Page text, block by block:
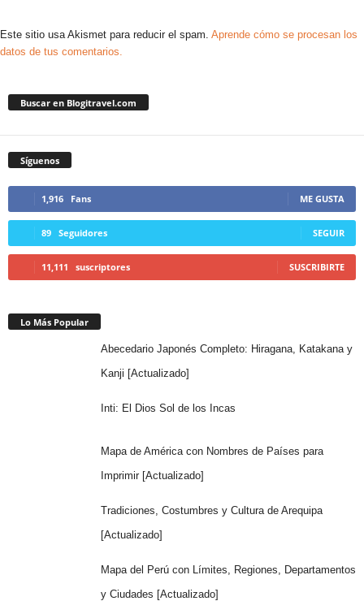
Este sitio usa Akismet para reducir el spam. Aprende cómo se procesan los
datos de tus comentarios.
Buscar en Blogitravel.com
Síguenos
1,916 Fans ME GUSTA
89 Seguidores SEGUIR
11,111 suscriptores SUSCRIBIRTE
Lo Más Popular
Abecedario Japonés Completo: Hiragana, Katakana y
Kanji [Actualizado]
Inti: El Dios Sol de los Incas
Mapa de América con Nombres de Países para
Imprimir [Actualizado]
Tradiciones, Costumbres y Cultura de Arequipa
[Actualizado]
Mapa del Perú con Límites, Regiones, Departamentos
y Ciudades [Actualizado]